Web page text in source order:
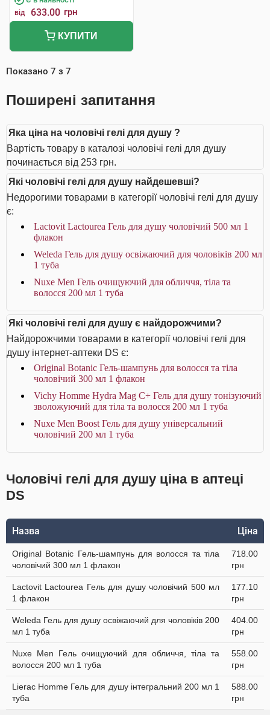
від 633.00 грн
КУПИТИ
Показано 7 з 7
Поширені запитання
Яка ціна на чоловічі гелі для душу ?
Вартість товару в каталозі чоловічі гелі для душу
починається від 253 грн.
Які чоловічі гелі для душу найдешевші?
Недорогими товарами в категорії чоловічі гелі для душу
є:
Lactovit Lactourea Гель для душу чоловічий 500 мл 1
флакон
Weleda Гель для душу освіжаючий для чоловіків 200 мл
1 туба
Nuxe Men Гель очищуючий для обличчя, тіла та
волосся 200 мл 1 туба
Які чоловічі гелі для душу є найдорожчими?
Найдорожчими товарами в категорії чоловічі гелі для
душу інтернет-аптеки DS є:
Original Botanic Гель-шампунь для волосся та тіла
чоловічий 300 мл 1 флакон
Vichy Homme Hydra Mag C+ Гель для душу тонізуючий
зволожуючий для тіла та волосся 200 мл 1 туба
Nuxe Men Boost Гель для душу універсальний
чоловічий 200 мл 1 туба
Чоловічі гелі для душу ціна в аптеці
DS
Назва Ціна
Original Botanic Гель-шампунь для волосся та тіла
чоловічий 300 мл 1 флакон
718.00
грн
Lactovit Lactourea Гель для душу чоловічий 500 мл
1 флакон
177.10
грн
Weleda Гель для душу освіжаючий для чоловіків 200
мл 1 туба
404.00
грн
Nuxe Men Гель очищуючий для обличчя, тіла та
волосся 200 мл 1 туба
558.00
грн
Lierac Homme Гель для душу інтегральний 200 мл 1
туба
588.00
грн